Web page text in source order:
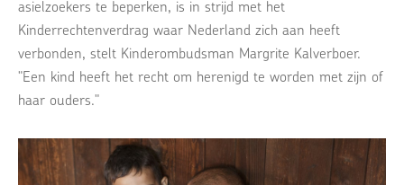
asielzoekers te beperken, is in strijd met het
Kinderrechtenverdrag waar Nederland zich aan heeft
verbonden, stelt Kinderombudsman Margrite Kalverboer.
"Een kind heeft het recht om herenigd te worden met zijn of
haar ouders."